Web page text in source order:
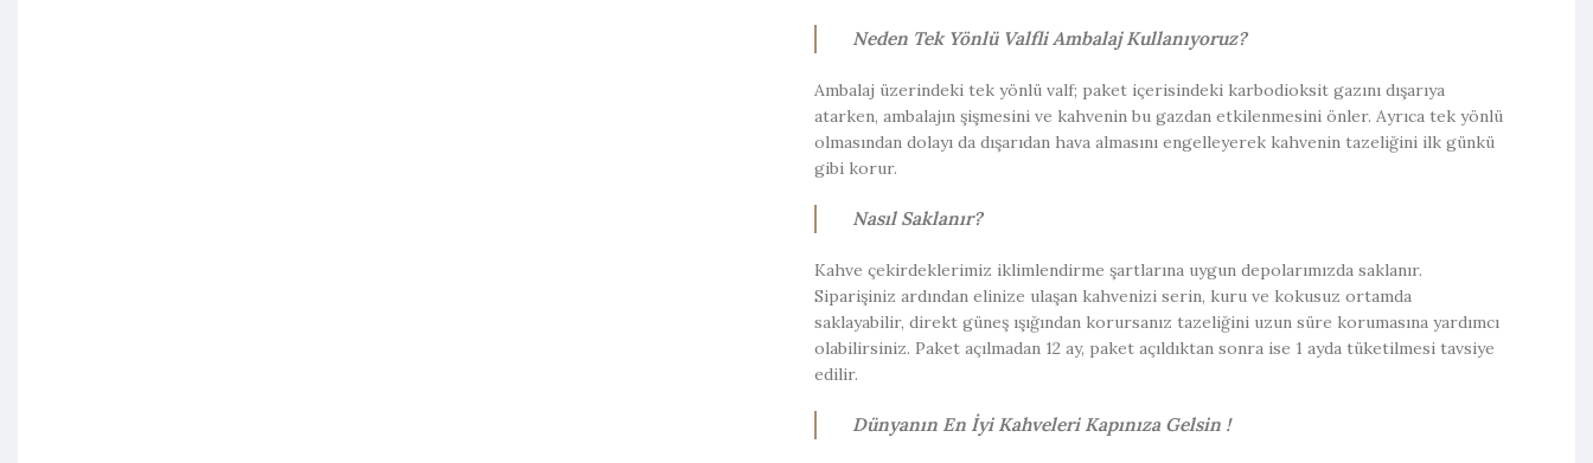
Neden Tek Yönlü Valfli Ambalaj Kullanıyoruz?
Ambalaj üzerindeki tek yönlü valf; paket içerisindeki karbodioksit gazını dışarıya
atarken, ambalajın şişmesini ve kahvenin bu gazdan etkilenmesini önler. Ayrıca tek yönlü
olmasından dolayı da dışarıdan hava almasını engelleyerek kahvenin tazeliğini ilk günkü
gibi korur.
Nasıl Saklanır?
Kahve çekirdeklerimiz iklimlendirme şartlarına uygun depolarımızda saklanır.
Siparişiniz ardından elinize ulaşan kahvenizi serin, kuru ve kokusuz ortamda
saklayabilir, direkt güneş ışığından korursanız tazeliğini uzun süre korumasına yardımcı
olabilirsiniz. Paket açılmadan 12 ay, paket açıldıktan sonra ise 1 ayda tüketilmesi tavsiye
edilir.
Dünyanın En İyi Kahveleri Kapınıza Gelsin !